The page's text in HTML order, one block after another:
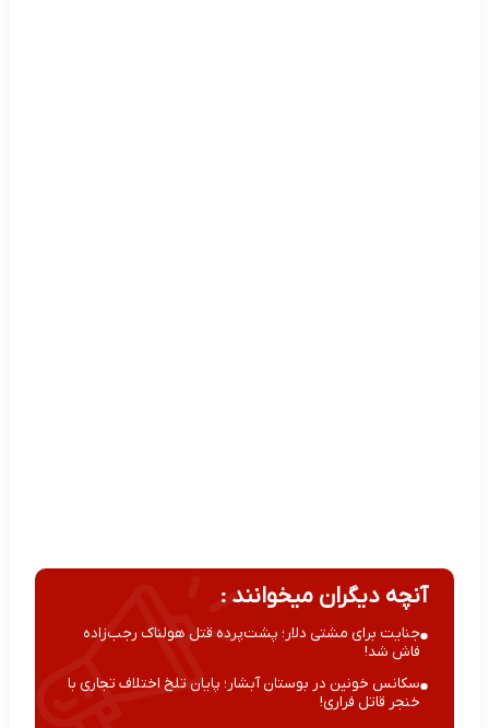
آنچه دیگران میخوانند :
جنایت برای مشتی دلار؛ پشت‌پرده قتل هولناک رجب‌زاده
فاش شد!
سکانس خونین در بوستان آبشار؛ پایان تلخ اختلاف تجاری با
خنجر قاتل فراری!